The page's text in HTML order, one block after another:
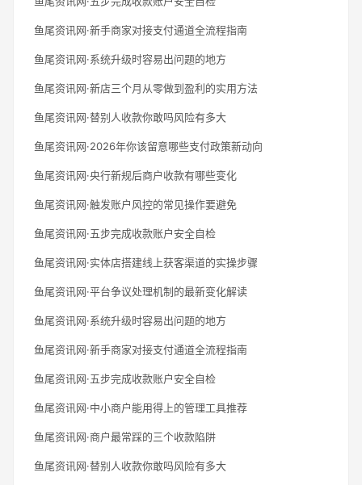
鱼尾资讯网·新手商家对接支付通道全流程指南
鱼尾资讯网·系统升级时容易出问题的地方
鱼尾资讯网·新店三个月从零做到盈利的实用方法
鱼尾资讯网·替别人收款你敢吗风险有多大
鱼尾资讯网·2026年你该留意哪些支付政策新动向
鱼尾资讯网·央行新规后商户收款有哪些变化
鱼尾资讯网·触发账户风控的常见操作要避免
鱼尾资讯网·五步完成收款账户安全自检
鱼尾资讯网·实体店搭建线上获客渠道的实操步骤
鱼尾资讯网·平台争议处理机制的最新变化解读
鱼尾资讯网·系统升级时容易出问题的地方
鱼尾资讯网·新手商家对接支付通道全流程指南
鱼尾资讯网·五步完成收款账户安全自检
鱼尾资讯网·中小商户能用得上的管理工具推荐
鱼尾资讯网·商户最常踩的三个收款陷阱
鱼尾资讯网·替别人收款你敢吗风险有多大